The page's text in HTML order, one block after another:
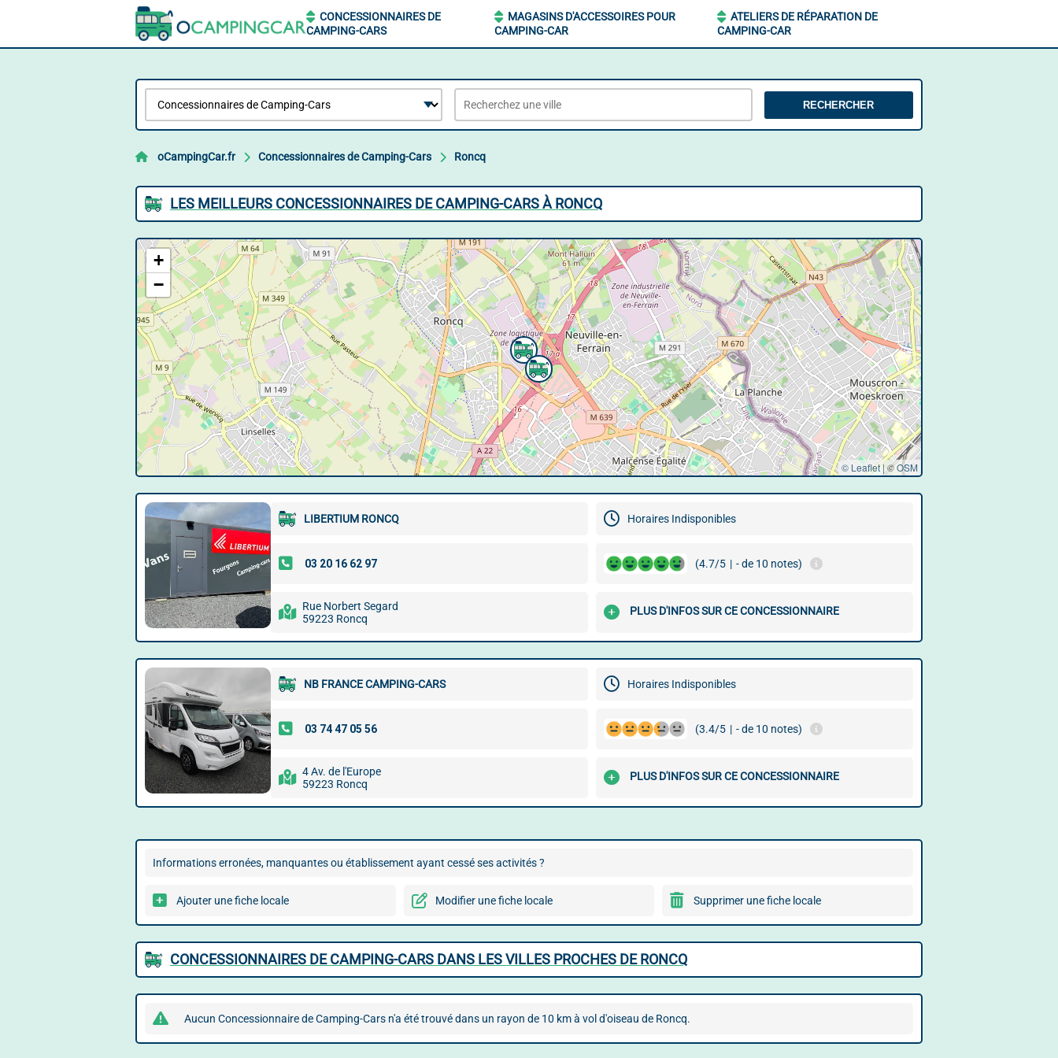
CONCESSIONNAIRES DE
CAMPING-CARS
MAGASINS D'ACCESSOIRES POUR
CAMPING-CAR
ATELIERS DE RÉPARATION DE
CAMPING-CAR
RECHERCHER
oCampingCar.fr Concessionnaires de Camping-Cars Roncq
LES MEILLEURS CONCESSIONNAIRES DE CAMPING-CARS À RONCQ
+
−
© Leaflet|©OSM
LIBERTIUM RONCQ Horaires Indisponibles
(4.7/5 | - de 10 notes)
Rue Norbert Segard
59223 Roncq
PLUS D'INFOS SUR CE CONCESSIONNAIRE
NB FRANCE CAMPING-CARS Horaires Indisponibles
(3.4/5 | - de 10 notes)
4 Av. de l'Europe
59223 Roncq
PLUS D'INFOS SUR CE CONCESSIONNAIRE
Informations erronées, manquantes ou établissement ayant cessé ses activités ?
Ajouter une fiche locale Modifier une fiche locale Supprimer une fiche locale
CONCESSIONNAIRES DE CAMPING-CARS DANS LES VILLES PROCHES DE RONCQ
Aucun Concessionnaire de Camping-Cars n'a été trouvé dans un rayon de 10 km à vol d'oiseau de Roncq.